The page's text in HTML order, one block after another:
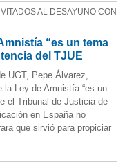
AL DESAYUNO CON
“es un tema
del TJUE
UGT, Pepe Álvarez,
la Ley de Amnistía “es un
el Tribunal de Justicia de
en España no
que sirvió para propiciar